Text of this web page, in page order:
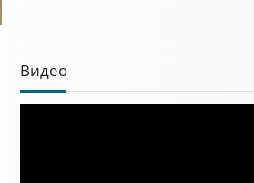
Видео